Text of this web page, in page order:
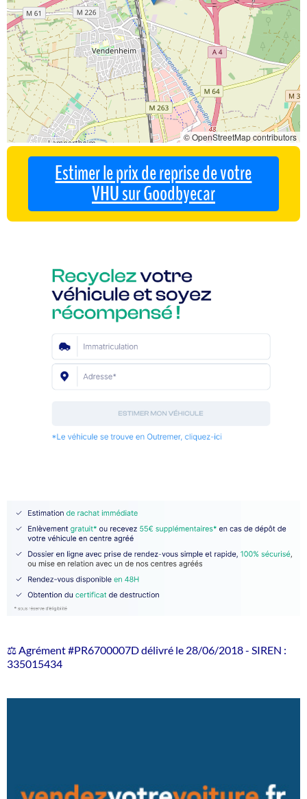
© OpenStreetMap contributors
Estimer le prix de reprise de votre
VHU sur Goodbyecar
⚖️ Agrément #PR6700007D délivré le 28/06/2018 - SIREN :
335015434